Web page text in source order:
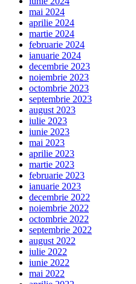
mai 2024
aprilie 2024
martie 2024
februarie 2024
ianuarie 2024
decembrie 2023
noiembrie 2023
octombrie 2023
septembrie 2023
august 2023
iulie 2023
iunie 2023
mai 2023
aprilie 2023
martie 2023
februarie 2023
ianuarie 2023
decembrie 2022
noiembrie 2022
octombrie 2022
septembrie 2022
august 2022
iulie 2022
iunie 2022
mai 2022